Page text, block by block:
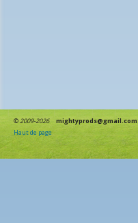
©2009-2026
mightyprods@gmail.com
Haut de page